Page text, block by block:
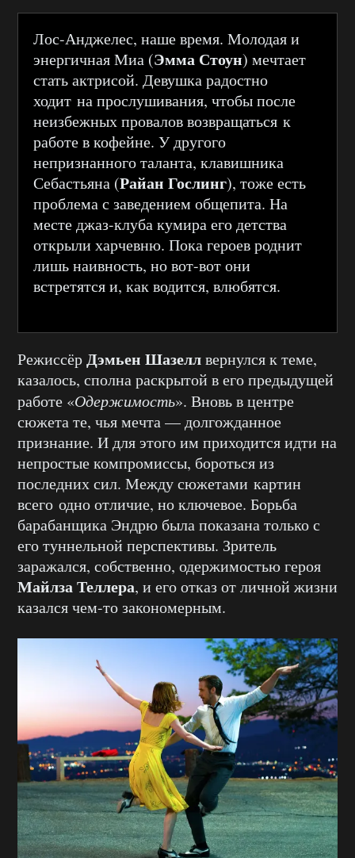
Лос-Анджелес, наше время. Молодая и
энергичная Миа (Эмма Стоун) мечтает
стать актрисой. Девушка радостно
ходит на прослушивания, чтобы после
неизбежных провалов возвращаться к
работе в кофейне. У другого
непризнанного таланта, клавишника
Себастьяна (Райан Гослинг), тоже есть
проблема с заведением общепита. На
месте джаз-клуба кумира его детства
открыли харчевню. Пока героев роднит
лишь наивность, но вот-вот они
встретятся и, как водится, влюбятся.
РежиссёрДэмьен Шазеллвернулся к теме,
казалось, сполна раскрытой в его предыдущей
работе «Одержимость». Вновь в центре
сюжета те, чья мечта — долгожданное
признание. И для этого им приходится идти на
непростые компромиссы, бороться из
последних сил. Между сюжетами картин
всего одно отличие, но ключевое. Борьба
барабанщика Эндрю была показана только с
его туннельной перспективы. Зритель
заражался, собственно, одержимостью героя
Майлза Теллера, и его отказ от личной жизни
казался чем-то закономерным.